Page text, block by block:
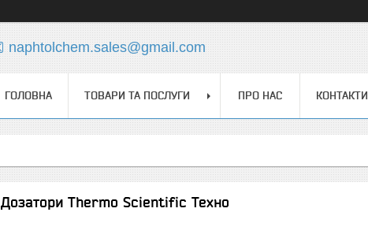
naphtolchem.sales@gmail.com
ГОЛОВНА ТОВАРИ ТА ПОСЛУГИ ПРО НАС КОНТАКТИ
Дозатори Thermo Scientific Техно